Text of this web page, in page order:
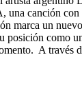
una canción
marca un
como
A través